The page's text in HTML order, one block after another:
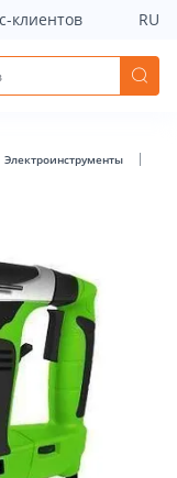
loaded
клиентов RU
Электроинструменты